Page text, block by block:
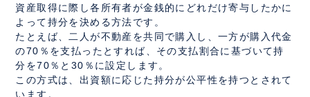
資産取得に際し各所有者が金銭的にどれだけ寄与したかに
よって持分を決める方法です。
たとえば、二人が不動産を共同で購入し、一方が購入代金
の70％を支払ったとすれば、その支払割合に基づいて持
分を70％と30％に設定します。
この方式は、出資額に応じた持分が公平性を持つとされて
います。